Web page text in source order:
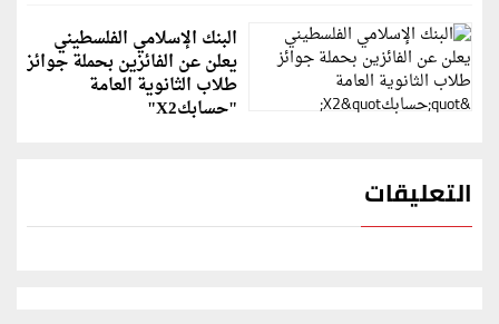
البنك الإسلامي الفلسطيني
يعلن عن الفائزين بحملة جوائز
طلاب الثانوية العامة
"حسابكX2"
التعليقات